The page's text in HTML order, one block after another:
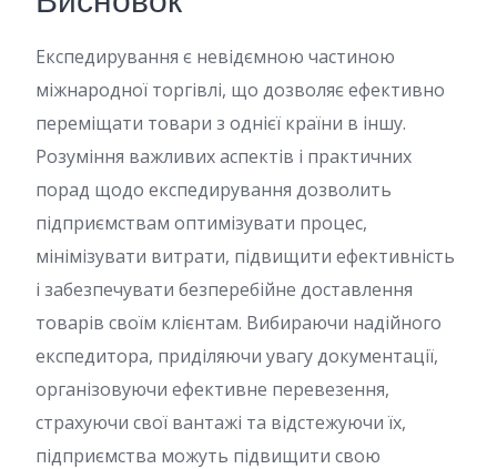
Експедирування є невідємною частиною
міжнародної торгівлі, що дозволяє ефективно
переміщати товари з однієї країни в іншу.
Розуміння важливих аспектів і практичних
порад щодо експедирування дозволить
підприємствам оптимізувати процес,
мінімізувати витрати, підвищити ефективність
і забезпечувати безперебійне доставлення
товарів своїм клієнтам. Вибираючи надійного
експедитора, приділяючи увагу документації,
організовуючи ефективне перевезення,
страхуючи свої вантажі та відстежуючи їх,
підприємства можуть підвищити свою